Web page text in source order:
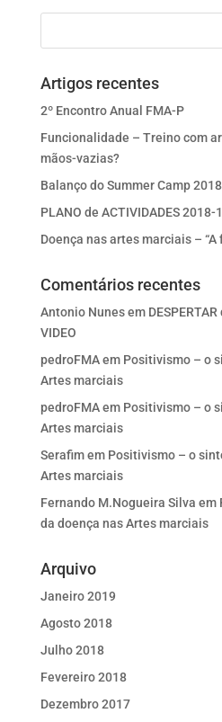
Artigos recentes
2º Encontro Anual FMA-P
Funcionalidade – Treino com
mãos-vazias?
Balanço do Summer Camp 2018
PLANO de ACTIVIDADES 2018-
Doença nas artes marciais –
Comentários recentes
Antonio Nunesem
VIDEO
pedroFMAem Positivismo – o
Artes marciais
pedroFMAem Positivismo – o
Artes marciais
Serafimem Positivismo – o
Artes marciais
Fernando M.Nogueira Silva em
da doença nas Artes marciais
Arquivo
Janeiro 2019
Agosto 2018
Julho 2018
Fevereiro 2018
Dezembro 2017